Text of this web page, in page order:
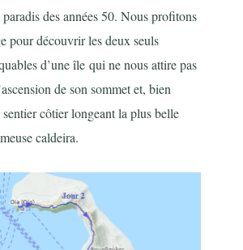
des années 50. Nous profitons
pour découvrir les deux seuls
d’une île qui ne nous attire pas
de son sommet et, bien
côtier longeant la plus belle
caldeira.